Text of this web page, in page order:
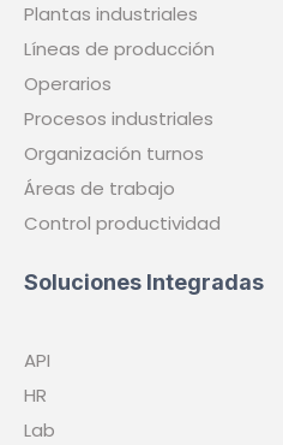
Plantas industriales
Líneas de producción
Operarios
Procesos industriales
Organización turnos
Áreas de trabajo
Control productividad
Soluciones Integradas
API
HR
Lab